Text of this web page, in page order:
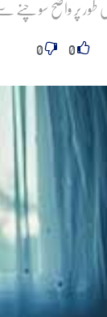
پر واضح سوچنے سے
0
0